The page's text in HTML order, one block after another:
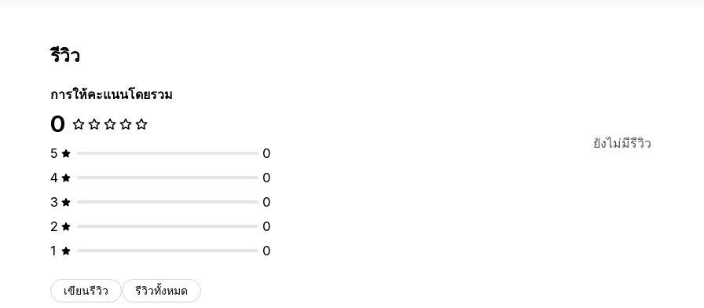
รีวิว
การให้คะแนนโดยรวม
0
5
0
4
0
3
0
2
0
1
0
เขียนรีวิว รีวิวทั้งหมด
ยังไม่มีรีวิว